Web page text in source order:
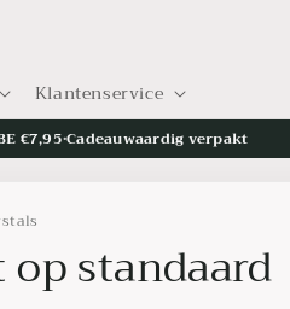
Klantenservice
€7,95•Cadeauwaardig verpakt
op standaard